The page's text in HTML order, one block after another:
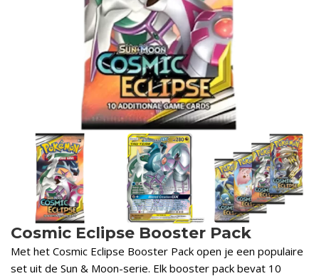
Cosmic Eclipse Booster Pack
Met het Cosmic Eclipse Booster Pack open je een populaire
set uit de Sun & Moon-serie. Elk booster pack bevat 10